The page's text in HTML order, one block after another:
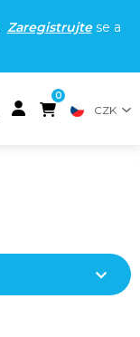
Zaregistrujtese a
0
CZK